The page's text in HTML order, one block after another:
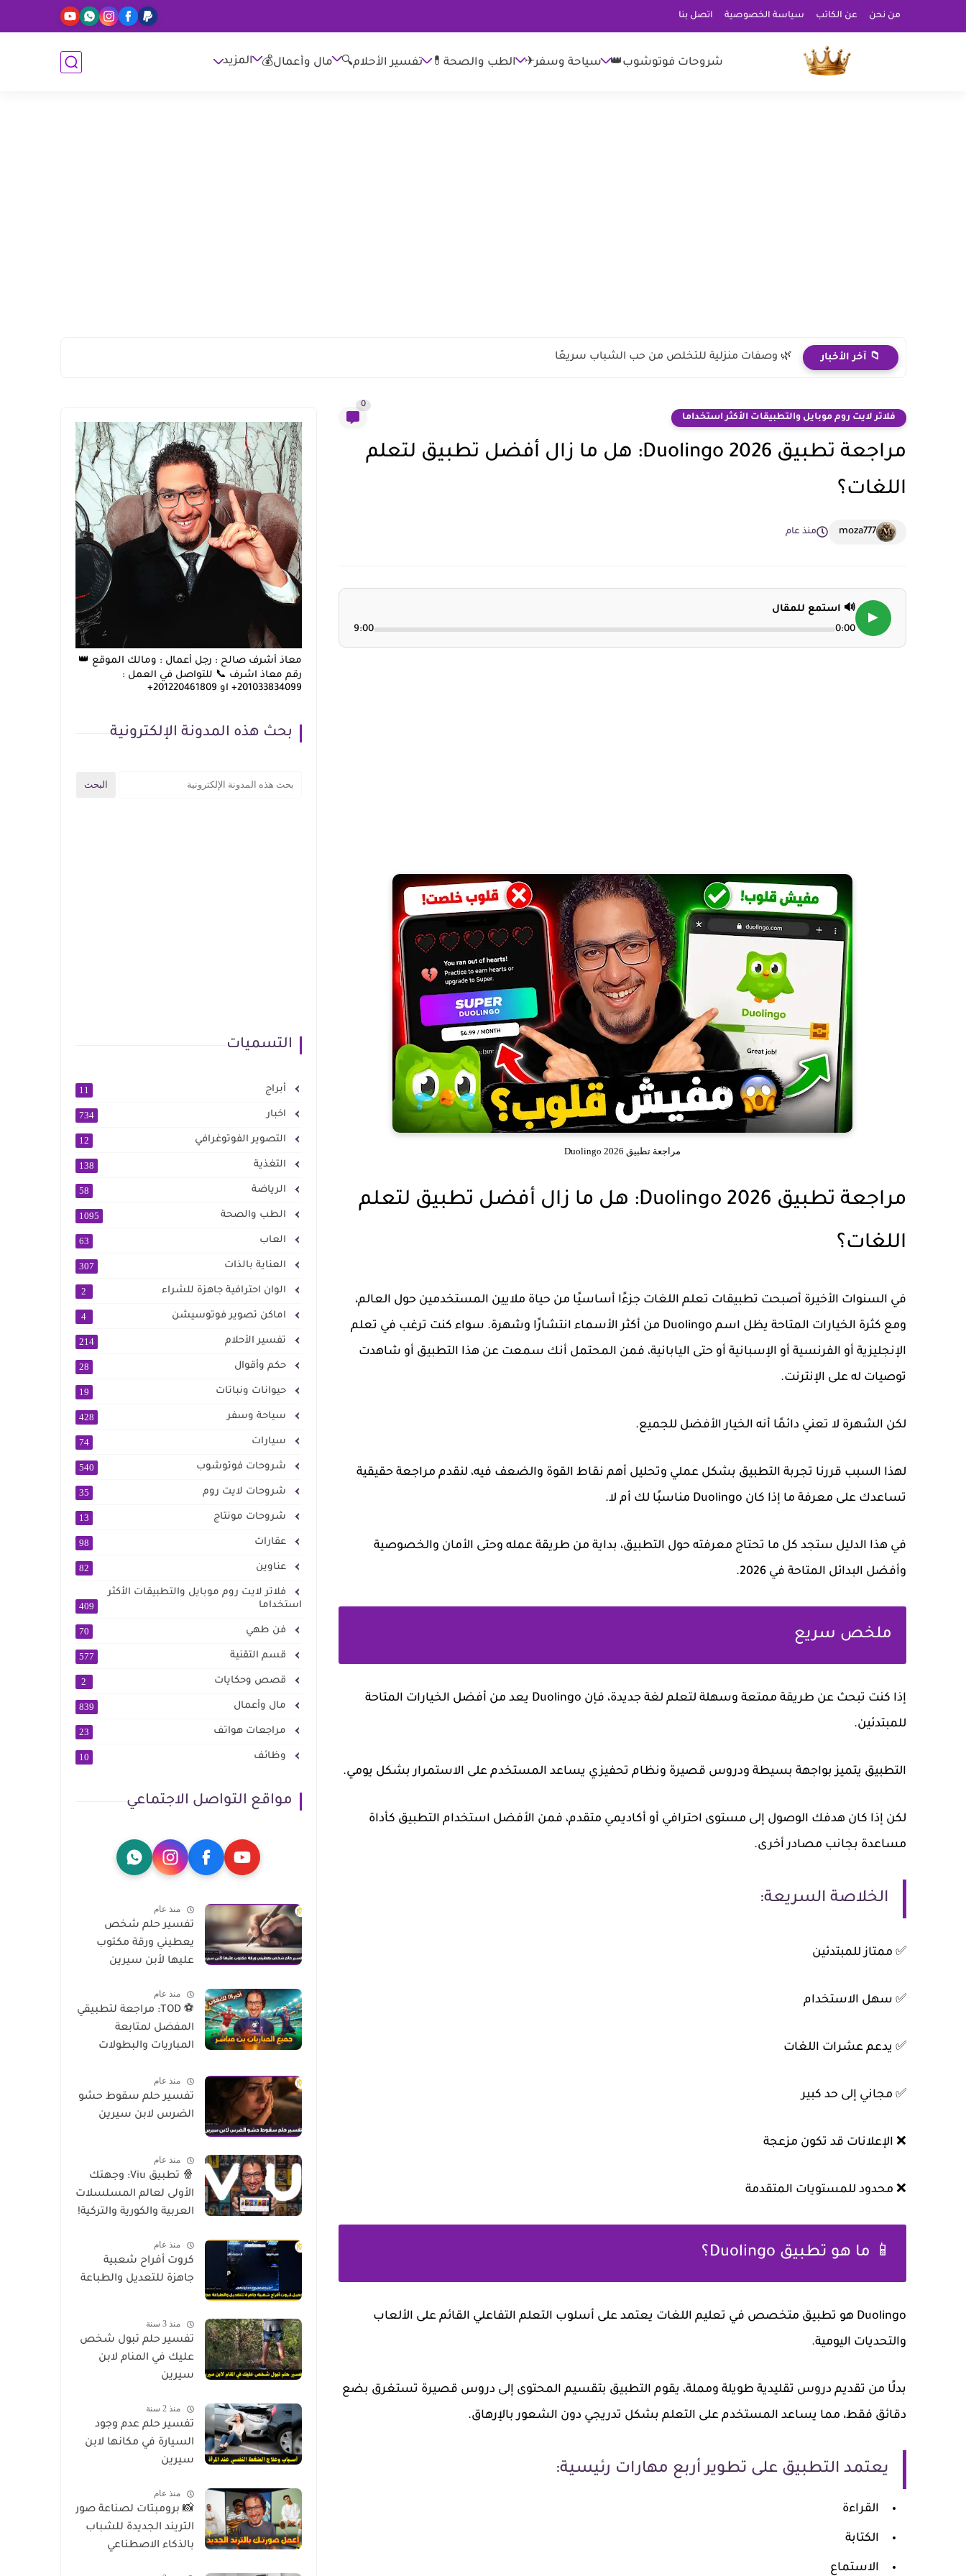
من نحن عن الكاتب سياسة الخصوصية اتصل بنا
شروحات فوتوشوب👑 سياحة وسفر✈ الطب والصحة💊 تفسير الأحلام🔍 مال وأعمال💰 المزيد
📁 آخر الأخبار 🌿 وصفات منزلية للتخلص من حب الشباب سريعًا
فلاتر لايت روم موبايل والتطبيقات الأكثر استخداما
0
مراجعة تطبيق Duolingo 2026: هل ما زال أفضل تطبيق لتعلم
اللغات؟
moza777 منذ عام
▶
🔊 استمع للمقال
0:00
9:00
مراجعة تطبيق Duolingo 2026
مراجعة تطبيق Duolingo 2026: هل ما زال أفضل تطبيق لتعلم
اللغات؟
في السنوات الأخيرة أصبحت تطبيقات تعلم اللغات جزءًا أساسيًا من حياة ملايين المستخدمين حول العالم،
ومع كثرة الخيارات المتاحة يظل اسم Duolingo من أكثر الأسماء انتشارًا وشهرة. سواء كنت ترغب في تعلم
الإنجليزية أو الفرنسية أو الإسبانية أو حتى اليابانية، فمن المحتمل أنك سمعت عن هذا التطبيق أو شاهدت
توصيات له على الإنترنت.
لكن الشهرة لا تعني دائمًا أنه الخيار الأفضل للجميع.
لهذا السبب قررنا تجربة التطبيق بشكل عملي وتحليل أهم نقاط القوة والضعف فيه، لنقدم مراجعة حقيقية
تساعدك على معرفة ما إذا كان Duolingo مناسبًا لك أم لا.
في هذا الدليل ستجد كل ما تحتاج معرفته حول التطبيق، بداية من طريقة عمله وحتى الأمان والخصوصية
وأفضل البدائل المتاحة في 2026.
ملخص سريع
إذا كنت تبحث عن طريقة ممتعة وسهلة لتعلم لغة جديدة، فإن Duolingo يعد من أفضل الخيارات المتاحة
للمبتدئين.
التطبيق يتميز بواجهة بسيطة ودروس قصيرة ونظام تحفيزي يساعد المستخدم على الاستمرار بشكل يومي.
لكن إذا كان هدفك الوصول إلى مستوى احترافي أو أكاديمي متقدم، فمن الأفضل استخدام التطبيق كأداة
مساعدة بجانب مصادر أخرى.
الخلاصة السريعة:
✅ ممتاز للمبتدئين
✅ سهل الاستخدام
✅ يدعم عشرات اللغات
✅ مجاني إلى حد كبير
❌ الإعلانات قد تكون مزعجة
❌ محدود للمستويات المتقدمة
📱 ما هو تطبيق Duolingo؟
Duolingo هو تطبيق متخصص في تعليم اللغات يعتمد على أسلوب التعلم التفاعلي القائم على الألعاب
والتحديات اليومية.
بدلًا من تقديم دروس تقليدية طويلة ومملة، يقوم التطبيق بتقسيم المحتوى إلى دروس قصيرة تستغرق بضع
دقائق فقط، مما يساعد المستخدم على التعلم بشكل تدريجي دون الشعور بالإرهاق.
يعتمد التطبيق على تطوير أربع مهارات رئيسية:
القراءة
الكتابة
الاستماع
معاذ أشرف صالح : رجل أعمال : ومالك الموقع 👑
رقم معاذ اشرف 📞 للتواصل في العمل :
201033834099+ او 201220461809+
بحث هذه المدونة الإلكترونية
التسميات
أبراج 11
اخبار 734
التصوير الفوتوغرافي 12
التغذية 138
الرياضة 58
الطب والصحة 1095
العاب 63
العناية بالذات 307
الوان احترافية جاهزة للشراء 2
اماكن تصوير فوتوسيشن 4
تفسير الأحلام 214
حكم وأقوال 28
حيوانات ونباتات 19
سياحة وسفر 428
سيارات 74
شروحات فوتوشوب 540
شروحات لايت روم 35
شروحات مونتاج 13
عقارات 98
عناوين 82
فلاتر لايت روم موبايل والتطبيقات الأكثر
استخداما
409
فن طهي 70
قسم التقنية 577
قصص وحكايات 2
مال وأعمال 839
مراجعات هواتف 23
وظائف 10
مواقع التواصل الاجتماعي
منذ عام
تفسير حلم شخص
يعطيني ورقة مكتوب
عليها لأبن سيرين
منذ عام
⚽ TOD: مراجعة لتطبيقي
المفضل لمتابعة
المباريات والبطولات
منذ عام
تفسير حلم سقوط حشو
الضرس لابن سيرين
منذ عام
🍿 تطبيق Viu: وجهتك
الأولى لعالم المسلسلات
العربية والكورية والتركية!
منذ عام
كروت أفراح شعبية
جاهزة للتعديل والطباعة
منذ 3 سنة
تفسير حلم تبول شخص
عليك في المنام لابن
سيرين
منذ 2 سنة
تفسير حلم عدم وجود
السيارة في مكانها لابن
سيرين
منذ عام
📸 برومبتات لصناعة صور
التريند الجديدة للشباب
بالذكاء الاصطناعي